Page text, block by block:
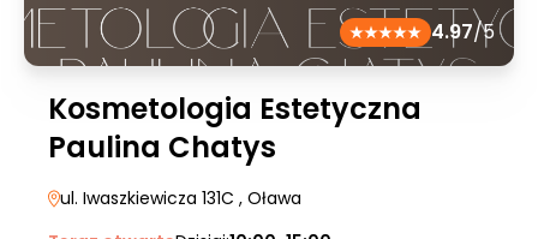
4.97/5
Kosmetologia Estetyczna
Paulina Chatys
ul. Iwaszkiewicza 131C , Oława